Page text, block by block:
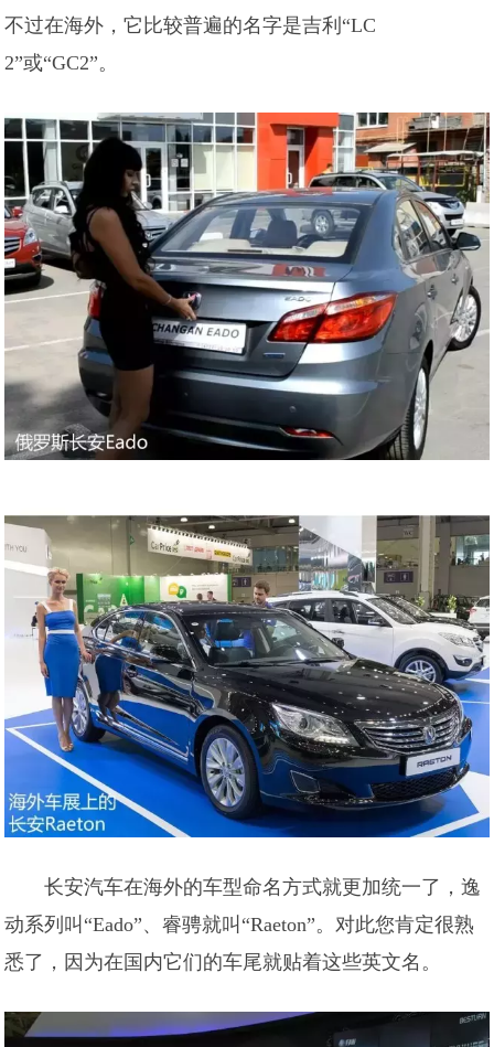
不过在海外，它比较普遍的名字是吉利“LC
2”或“GC2”。
长安汽车在海外的车型命名方式就更加统一了，逸
动系列叫“Eado”、睿骋就叫“Raeton”。对此您肯定很熟
悉了，因为在国内它们的车尾就贴着这些英文名。